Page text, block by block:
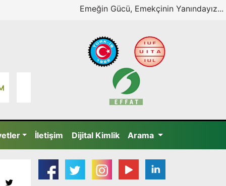
Emeğin Gücü, Emekçinin Yanındayız...
İletişim Dijital Kimlik Arama